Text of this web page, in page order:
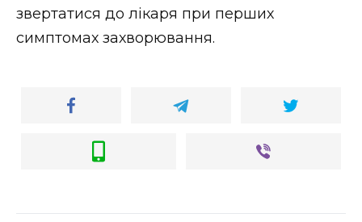
звертатися до лікаря при перших
симптомах захворювання.